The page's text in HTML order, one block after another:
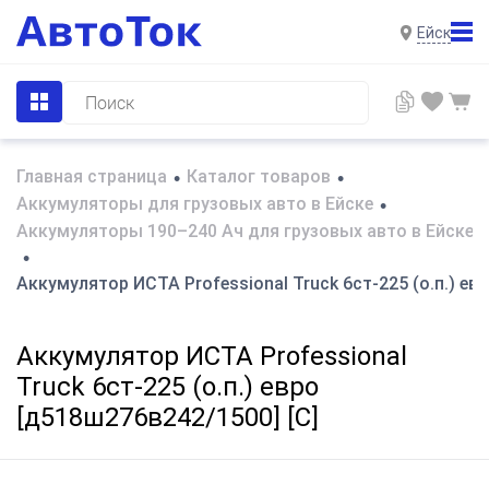
Ейск
Главная страница • Каталог товаров •
Аккумуляторы для грузовых авто в Ейске •
Аккумуляторы 190–240 Ач для грузовых авто в Ейске
•
Аккумулятор ИСТА Professional Truck 6ст-225 (о.п.)
Аккумулятор ИСТА Professional
Truck 6ст-225 (о.п.) евро
[д518ш276в242/1500] [C]